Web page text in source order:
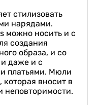
стилизовать
нарядами.
можно носить и с
создания
образа, и со
даже и с
платьями. Мюли
которая вносит в
неповторимости.